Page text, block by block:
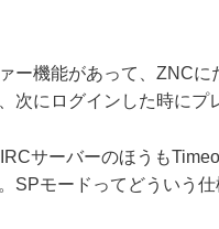
ー機能があって、ZNC
次にログインした時にプ
サーバーのほうも
SPモードってどういう